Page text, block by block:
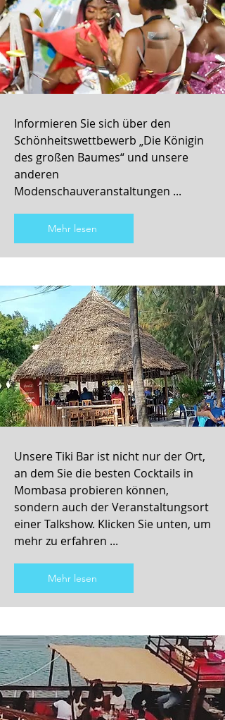
Informieren Sie sich über den
Schönheitswettbewerb „Die Königin
des großen Baumes“ und unsere
anderen
Modenschauveranstaltungen ...
Mehr lesen
Unsere Tiki Bar ist nicht nur der Ort,
an dem Sie die besten Cocktails in
Mombasa probieren können,
sondern auch der Veranstaltungsort
einer Talkshow. Klicken Sie unten, um
mehr zu erfahren ...
Mehr lesen